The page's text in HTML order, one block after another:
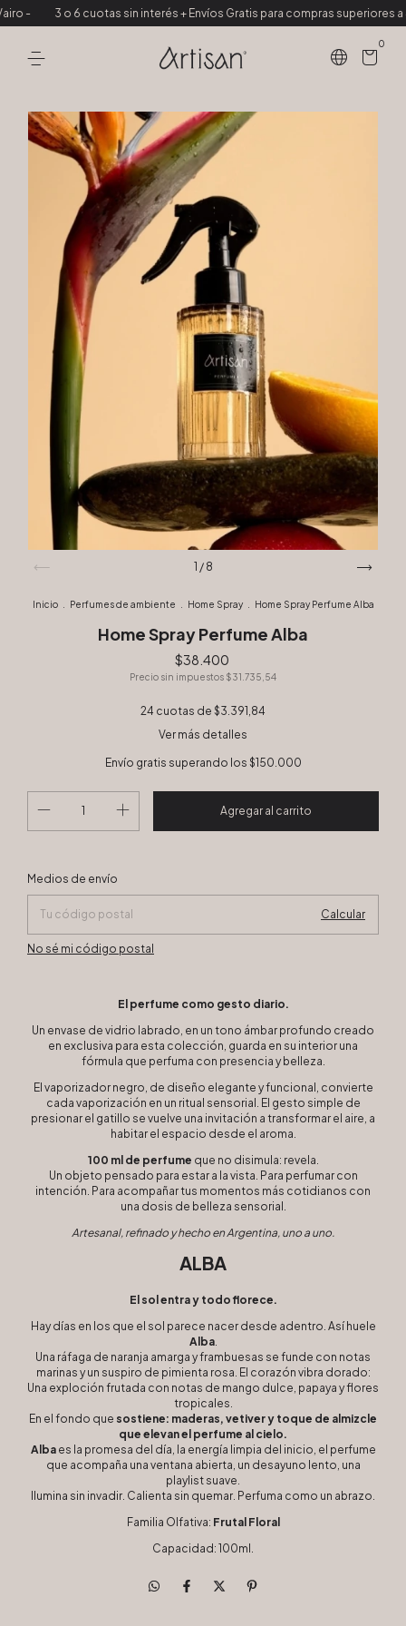
o 6 cuotas sin interés + Envíos Gratis para compras superiores a $150.000
0
1 / 8
Inicio Perfumes de ambiente Home Spray Home Spray Perfume Alba
Home Spray Perfume Alba
$38.400
Precio sin impuestos $31.735,54
24 cuotas de $3.391,84
Ver más detalles
Envío gratis superando los $150.000
Entregas para el CP:
Medios de envío
Calcular
No sé mi código postal
El perfume como gesto diario.
Un envase de vidrio labrado, en un tono ámbar profundo creado
en exclusiva para esta colección, guarda en su interior una
fórmula que perfuma con presencia y belleza.
El vaporizador negro, de diseño elegante y funcional, convierte
cada vaporización en un ritual sensorial. El gesto simple de
presionar el gatillo se vuelve una invitación a transformar el aire, a
habitar el espacio desde el aroma.
100 ml de perfume que no disimula: revela.
Un objeto pensado para estar a la vista. Para perfumar con
intención. Para acompañar tus momentos más cotidianos con
una dosis de belleza sensorial.
Artesanal, refinado y hecho en Argentina, uno a uno.
ALBA
El sol entra y todo florece.
Hay días en los que el sol parece nacer desde adentro. Así huele
Alba.
Una ráfaga de naranja amarga y frambuesas se funde con notas
marinas y un suspiro de pimienta rosa. El corazón vibra dorado:
Una exploción frutada con notas de mango dulce, papaya y flores
tropicales.
En el fondo que sostiene: maderas, vetiver y toque de almizcle
que elevan el perfume al cielo.
Albaes la promesa del día, la energía limpia del inicio, el perfume
que acompaña una ventana abierta, un desayuno lento, una
playlist suave.
Ilumina sin invadir. Calienta sin quemar. Perfuma como un abrazo.
Familia Olfativa: Frutal Floral
Capacidad: 100ml.